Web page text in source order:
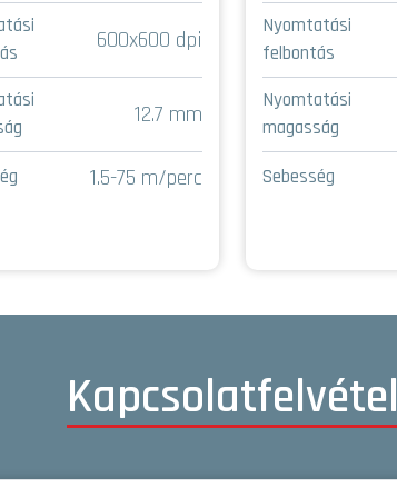
600x600 dpi
12.7 mm
1.5-75 m/perc
Nyomtatási
felbontás
Nyomtatási
magasság
Sebesség
Kapcsolatfelvétel